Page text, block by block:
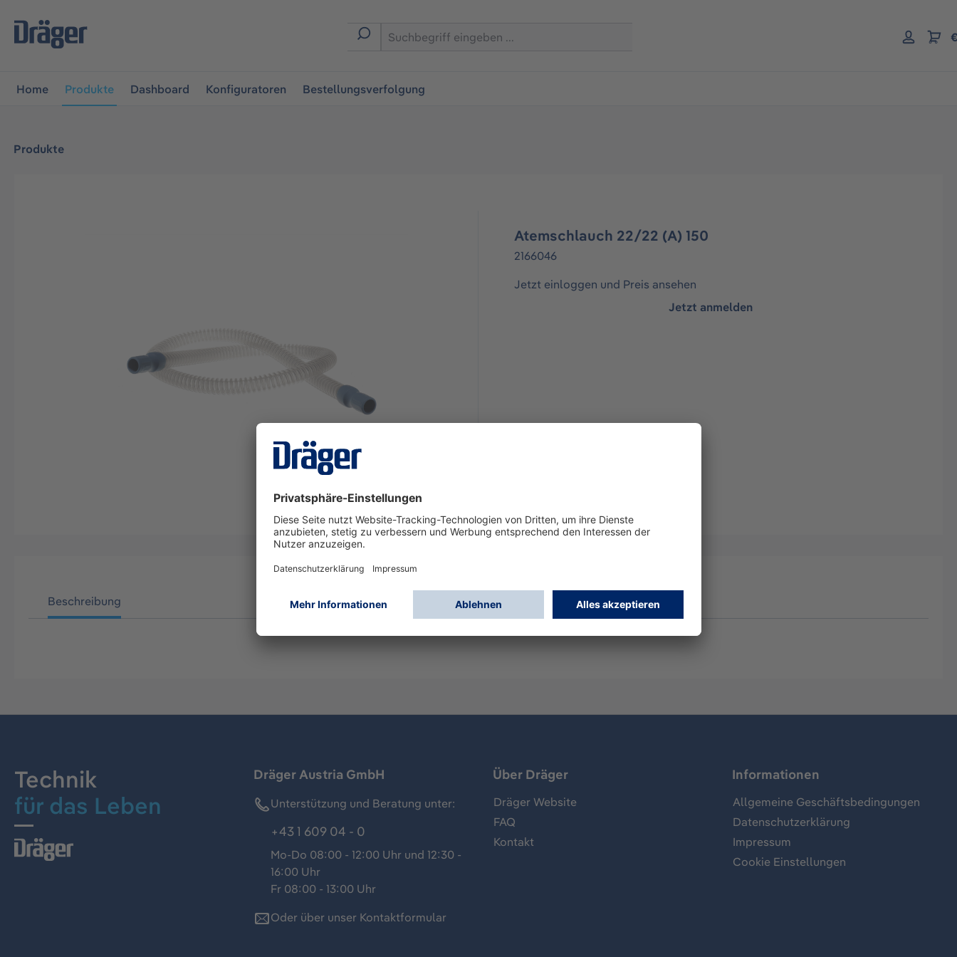
springen
Home Produkte Dashboard Konfiguratoren Bestellungsverfolgung
Produkte
Atemschlauch 22/22 (A) 150
2166046
Jetzt einloggen und Preis ansehen
Jetzt anmelden
Beschreibung
Technik
für das Leben
Dräger Austria GmbH
Unterstützung und Beratung unter:
+43 1 609 04 - 0
Mo-Do 08:00 - 12:00 Uhr und 12:30 -
16:00 Uhr
Fr 08:00 - 13:00 Uhr
Oder über unser Kontaktformular
Über Dräger
Dräger Website
FAQ
Kontakt
Informationen
Allgemeine Geschäftsbedingungen
Datenschutzerklärung
Impressum
Cookie Einstellungen